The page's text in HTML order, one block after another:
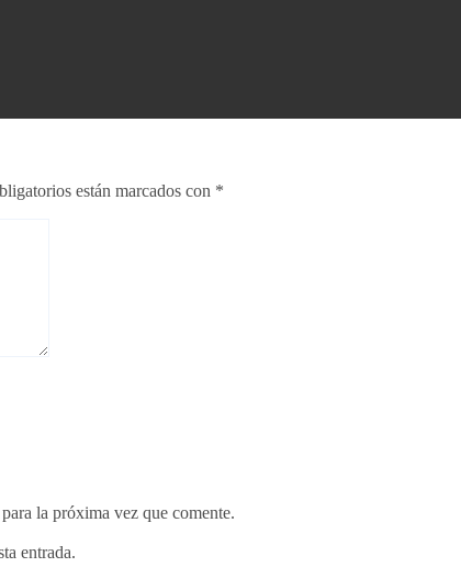
están marcados con *
la próxima vez que comente.
entrada.